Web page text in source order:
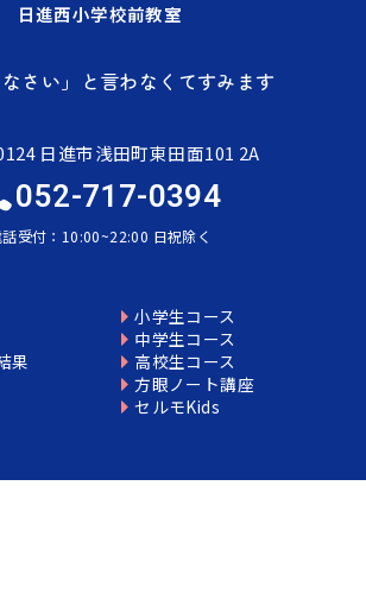
日進西小学校前教室
なさい」と言わなくてすみます
日進市浅田町東田面101 2A
052-717-0394
話受付：10:00~22:00 日祝除く
果
小学生コース
中学生コース
高校生コース
方眼ノート講座
セルモKids